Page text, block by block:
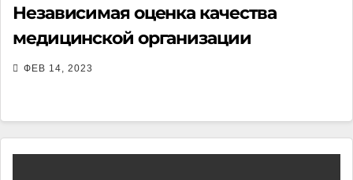
Независимая оценка качества
медицинской организации
ФЕВ 14, 2023